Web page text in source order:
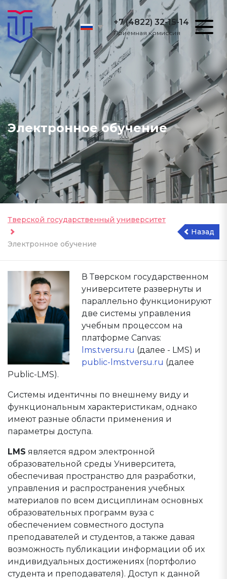
+7 (4822) 32-15-14
Приёмная комиссия
Электронное обучение
Тверской государственный университет
Электронное обучение
Назад
В Тверском государственном
университете развернуты и
параллельно функционируют
две системы управления
учебным процессом на
платформе Canvas:
lms.tversu.ru (далее - LMS) и
public-lms.tversu.ru (далее
Public-LMS).
Системы идентичны по внешнему виду и
функциональным характеристикам, однако
имеют разные области применения и
параметры доступа.
LMS является ядром электронной
образовательной среды Университета,
обеспечивая пространство для разработки,
управления и распространения учебных
материалов по всем дисциплинам основных
образовательных программ вуза с
обеспечением совместного доступа
преподавателей и студентов, а также давая
возможность публикации информации об их
индивидуальных достижениях (портфолио
студента и преподавателя). Доступ к данной